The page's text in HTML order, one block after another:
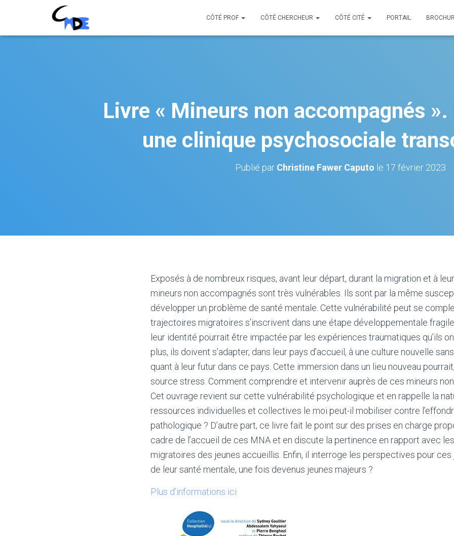
CÔTÉ PROF CÔTÉ CHERCHEUR CÔTÉ CITÉ PORTAIL
Livre « Mineurs non accompagnés ».
une clinique psychosociale
Publié par Christine Fawer Caputo le 17 février 2023
Exposés à de nombreux risques, avant leur départ, durant la migration et à
mineurs non accompagnés sont très vulnérables. Ils sont par la même
développer un problème de santé mentale. Cette vulnérabilité peut se
trajectoires migratoires s’inscrivent dans une étape développementale
leur identité pourrait être impactée par les expériences traumatiques qu’ils
plus, ils doivent s’adapter, dans leur pays d’accueil, à une culture nouvelle
quant à leur futur dans ce pays. Cette immersion dans un lieu nouveau
source stress. Comment comprendre et intervenir auprès de ces mineurs
Cet ouvrage revient sur cette vulnérabilité psychologique et en rappelle la
ressources individuelles et collectives le moi peut-il mobiliser contre
pathologique ? D’autre part, ce livre fait le point sur des prises en charge
cadre de l’accueil de ces MNA et en discute la pertinence en rapport avec
migratoires des jeunes accueillis. Enfin, il interroge les perspectives pour ces
de leur santé mentale, une fois devenus jeunes majeurs ?
Plus d’informations ici